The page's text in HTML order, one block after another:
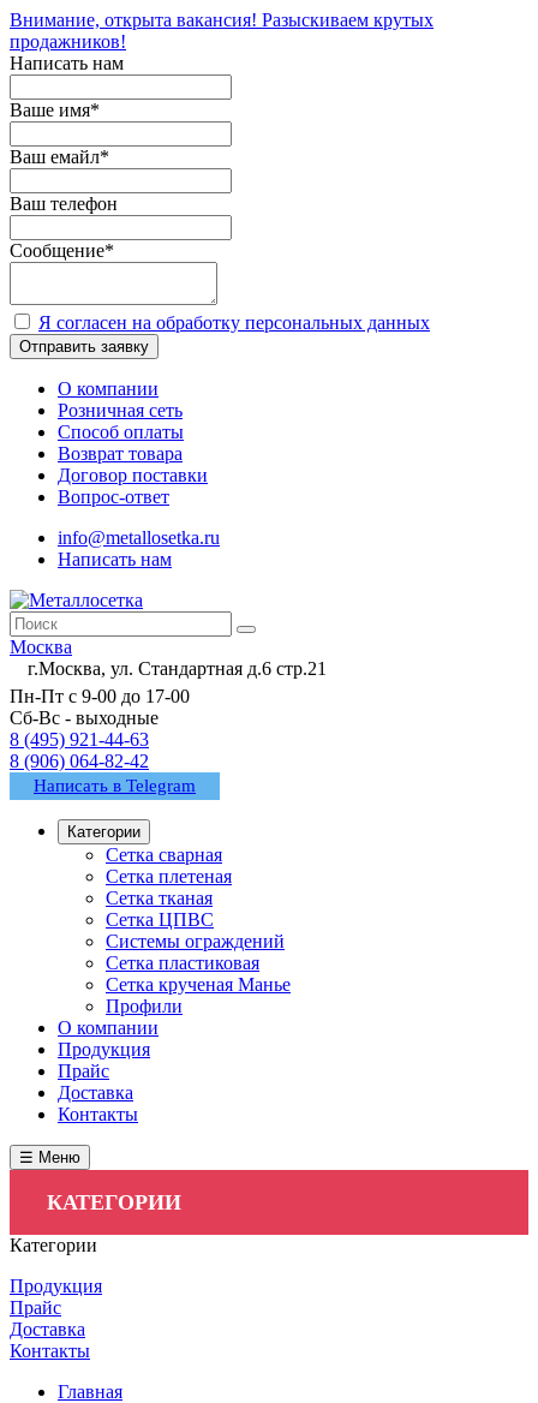
Внимание, открыта вакансия! Разыскиваем крутых
продажников!
Написать нам
Ваше имя*
Ваш емайл*
Ваш телефон
Сообщение*
Я согласен на обработку персональных данных
Отправить заявку
О компании
Розничная сеть
Способ оплаты
Возврат товара
Договор поставки
Вопрос-ответ
info@metallosetka.ru
Написать нам
Москва
г.Москва, ул. Стандартная д.6 стр.21
Пн-Пт с 9-00 до 17-00
Сб-Вс - выходные
8 (495) 921-44-63
8 (906) 064-82-42
Написать в Telegram
Категории
Сетка сварная
Сетка плетеная
Сетка тканая
Сетка ЦПВС
Системы ограждений
Сетка пластиковая
Сетка крученая Манье
Профили
О компании
Продукция
Прайс
Доставка
Контакты
☰ Меню
КАТЕГОРИИ
Категории
Продукция
Прайс
Доставка
Контакты
Главная